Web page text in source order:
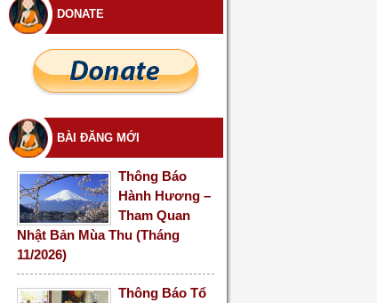
DONATE
BÀI ĐĂNG MỚI
Thông Báo
Hành Hương –
Tham Quan
Nhật Bản Mùa Thu (Tháng
11/2026)
Thông Báo Tổ